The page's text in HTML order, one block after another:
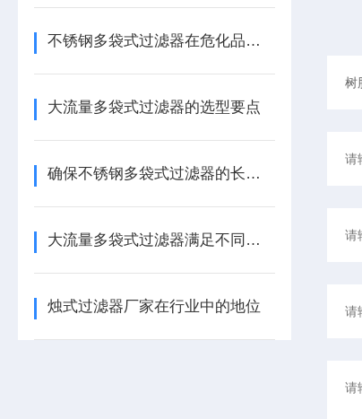
不锈钢多袋式过滤器在危化品处理中的核心作用
大流量多袋式过滤器的选型要点
确保不锈钢多袋式过滤器的长效稳定运行
大流量多袋式过滤器满足不同类型不同精度的过滤需求
烛式过滤器厂家在行业中的地位